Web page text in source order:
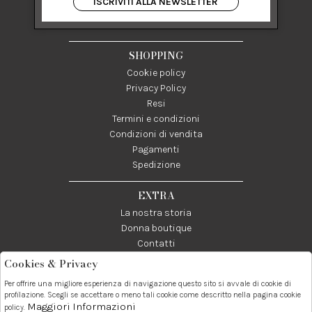
84122 Salerno Italia
P IVA 03024950655
SHOPPING
Cookie policy
Privacy Policy
Resi
Termini e condizioni
Condizioni di vendita
Pagamenti
Spedizione
EXTRA
La nostra storia
Donna boutique
Contatti
Telefono:
089237858
Whatsapp:
3338855601
Contatti:
info@donna1981.it
Cookies & Privacy
Per offrire una migliore esperienza di navigazione questo sito si avvale di cookie di
profilazione. Scegli se accettare o meno tali cookie come descritto nella pagina cookie
policy. Maggiori Informazioni